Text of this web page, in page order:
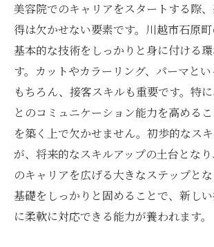
最新トレンド技術を学ぶ機会
スタイリストとのマンツーマ
スキル向上に向けた多彩なプ
スタイリストからのフィード
川越市でプロを目指すための
美容院でのスキル獲得を狙う！川
の求人情報
川越市でスキルアップ可能な
求人情報から見える職場の特徴
美容院でのキャリアをスタートする際
得は欠かせない要素です。川越市石原町
基本的な技術をしっかりと身に付ける
す。カットやカラーリング、パーマと
もちろん、接客スキルも重要です。特
とのコミュニケーション能力を高める
を築く上で欠かせません。初歩的なス
が、将来的なスキルアップの土台とな
のキャリアを広げる大きなステップとな
基礎をしっかりと固めることで、新し
に柔軟に対応できる能力が養われます。